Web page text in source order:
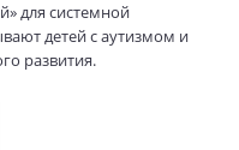
для системной
детей с аутизмом и
развития.